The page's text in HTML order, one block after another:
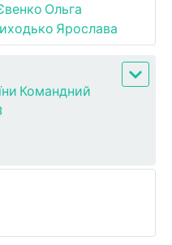
Ольга
Ярослава
Командний